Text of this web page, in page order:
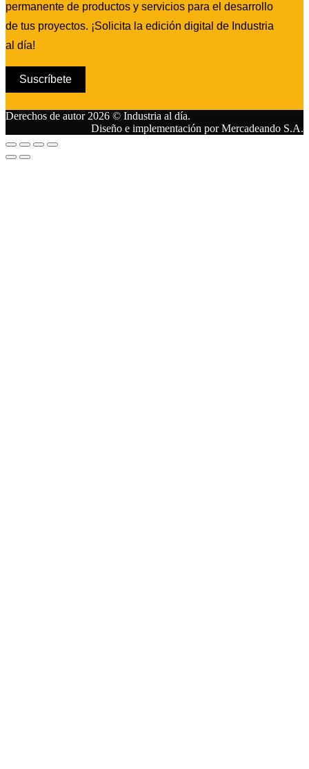
permanente de productos y servicios para el desarrollo
de tus proyectos. ¡Solicita la edición digital de Industria
al día!
Suscríbete
Derechos de autor 2026 © Industria al día.
Diseño e implementación por Mercadeando S.A.